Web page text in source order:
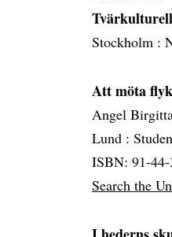
Stockholm :
Att möta
Angel
Lund :
ISBN: 91-
Search the